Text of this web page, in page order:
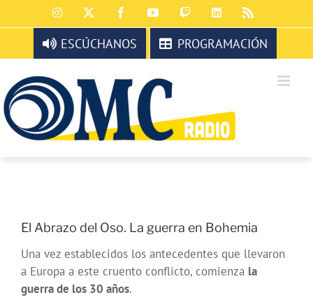
al
contenido
Instagram FacebookYouTubeTwitchLinkedIn
ESCÚCHANOS PROGRAMACIÓN
El Abrazo del Oso. La guerra en Bohemia
Una vez establecidos los antecedentes que llevaron
a Europa a este cruento conflicto, comienza la
guerra de los 30 años.